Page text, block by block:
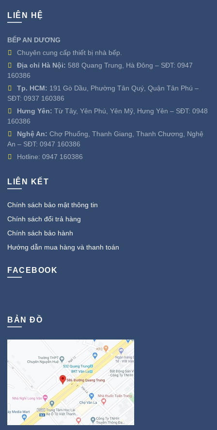
LIÊN HỆ
BẾP AN DƯƠNG
Chuyên cung cấp thiết bị nhà bếp.
Địa chỉ Hà Nội: 588 Quang Trung, Hà Đông – SĐT: 0947
160386
Tp. HCM: 191 Gò Dầu, Phường Tân Quý, Quận Tân Phú –
SĐT: 0937 160386
Hưng Yên: Từ Tây, Yên Phú, Yên Mỹ, Hưng Yên – SĐT: 0948
160386
Nghệ An: Chợ Phuống, Thanh Giang, Thanh Chương, Nghệ
An – SĐT: 0947 160386
Hotline: 0947 160386
LIÊN KẾT
Chính sách bảo mật thông tin
Chính sách đổi trả hàng
Chính sách bảo hành
Hướng dẫn mua hàng và thanh toán
FACEBOOK
BẢN ĐỒ